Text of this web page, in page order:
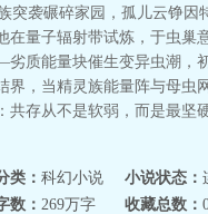
突袭碾碎家园，孤儿云铮因
在量子辐射带试炼，于虫巢
质能量块催生变异虫潮，
界，当精灵族能量阵与母虫
共存从不是软弱，而是最坚
类： 科幻小说 小说状态：
数： 269万字 收藏总数：